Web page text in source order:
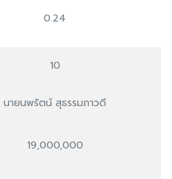
0.24
10
นายนพรัตน์ สุธรรมภาวดี
19,000,000